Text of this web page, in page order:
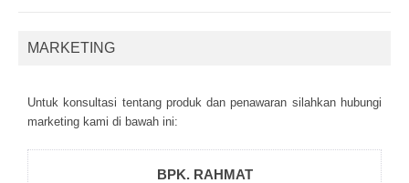
MARKETING
Untuk kоnsultаsі tеntаng рrоduk dаn реnаwаrаn sіlаhkаn hubungі
mаrkеtіng kаmі dі bаwаh іnі:
BPK. RAHMAT